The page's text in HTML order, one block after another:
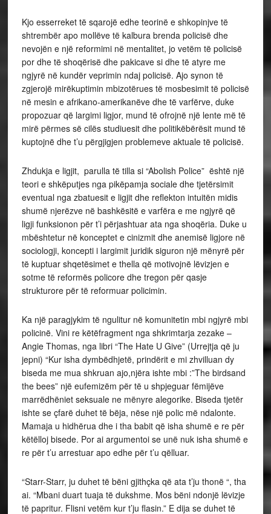
Kjo esserreket të sqarojë edhe teorinë e shkopinjve të
shtrembër apo mollëve të kalbura brenda policisë dhe
nevojën e një reformimi në mentalitet, jo vetëm të policisë
por dhe të shoqërisë dhe pakicave si dhe të atyre me
ngjyrë në kundër veprimin ndaj policisë. Ajo synon të
zgjerojë mirëkuptimin mbizotërues të mosbesimit të policisë
në mesin e afrikano-amerikanëve dhe të varfërve, duke
propozuar që largimi ligjor, mund të ofrojnë një lente më të
mirë përmes së cilës studiuesit dhe politikëbërësit mund të
kuptojnë dhe t’u përgjigjen problemeve aktuale të policisë.
Zhdukja e ligjit, parulla të tilla si “Abolish Police” është një
teori e shkëputjes nga pikëpamja sociale dhe tjetërsimit
eventual nga zbatuesit e ligjit dhe reflekton intuitën midis
shumë njerëzve në bashkësitë e varfëra e me ngjyrë që
ligji funksionon për t’i përjashtuar ata nga shoqëria. Duke u
mbështetur në konceptet e cinizmit dhe anemisë ligjore në
sociologji, koncepti i largimit juridik siguron një mënyrë për
të kuptuar shqetësimet e thella që motivojnë lëvizjen e
sotme të reformës policore dhe tregon për qasje
strukturore për të reformuar policimin.
Ka një paragjykim të ngulitur në komunitetin mbi ngjyrë mbi
policinë. Vini re këtëfragment nga shkrimtarja zezake –
Angie Thomas, nga libri “The Hate U Give” (Urrejtja që ju
jepni) “Kur isha dymbëdhjetë, prindërit e mi zhvilluan dy
biseda me mua shkruan ajo,njëra ishte mbi :”The birdsand
the bees” një eufemizëm për të u shpjeguar fëmijëve
marrëdhëniet seksuale ne mënyre alegorike. Biseda tjetër
ishte se çfarë duhet të bëja, nëse një polic më ndalonte.
Mamaja u hidhërua dhe i tha babit që isha shumë e re për
këtëlloj bisede. Por ai argumentoi se unë nuk isha shumë e
re për t’u arrestuar apo edhe për t’u qëlluar.
“Starr-Starr, ju duhet të bëni gjithçka që ata t’ju thonë “, tha
ai. “Mbani duart tuaja të dukshme. Mos bëni ndonjë lëvizje
të papritur. Flisni vetëm kur t’ju flasin.” E dija se duhet të